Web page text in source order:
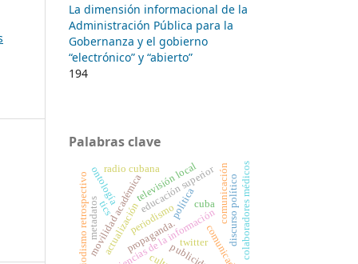
La dimensión informacional de la
Administración Pública para la
Gobernanza y el gobierno
“electrónico” y “abierto”
194
Palabras clave
cuba
periodismo
actualización política comunicación
ciencias de la información
movilidad académicaeducación superior
comunicador
propaganda.
ontología
metadatos
televisión local discurso político
twitter
tics
periodismo retrospectivo
radio cubana colaboradores médicos